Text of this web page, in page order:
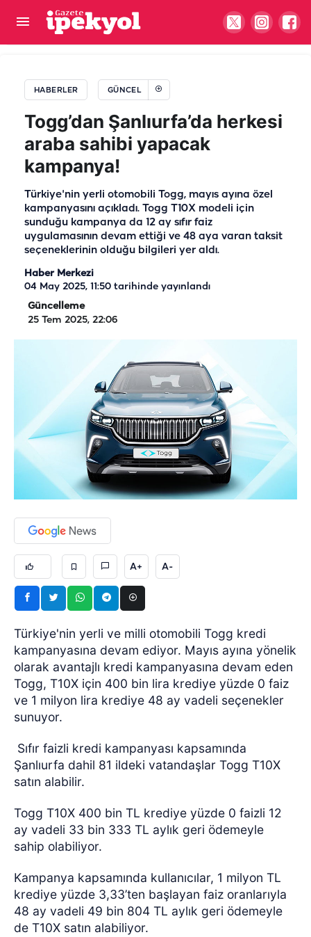
HABERLER GÜNCEL
Togg’dan Şanlıurfa’da herkesi
araba sahibi yapacak
kampanya!
Türkiye'nin yerli otomobili Togg, mayıs ayına özel
kampanyasını açıkladı. Togg T10X modeli için
sunduğu kampanya da 12 ay sıfır faiz
uygulamasının devam ettiği ve 48 aya varan taksit
seçeneklerinin olduğu bilgileri yer aldı.
Haber Merkezi
04 May 2025, 11:50 tarihinde yayınlandı
Güncelleme
25 Tem 2025, 22:06
A+ A-
Türkiye'nin yerli ve milli otomobili Togg kredi
kampanyasına devam ediyor. Mayıs ayına yönelik
olarak avantajlı kredi kampanyasına devam eden
Togg, T10X için 400 bin lira krediye yüzde 0 faiz
ve 1 milyon lira krediye 48 ay vadeli seçenekler
sunuyor.
Sıfır faizli kredi kampanyası kapsamında
Şanlıurfa dahil 81 ildeki vatandaşlar Togg T10X
satın alabilir.
Togg T10X 400 bin TL krediye yüzde 0 faizli 12
ay vadeli 33 bin 333 TL aylık geri ödemeyle
sahip olabiliyor.
Kampanya kapsamında kullanıcılar, 1 milyon TL
krediye yüzde 3,33’ten başlayan faiz oranlarıyla
48 ay vadeli 49 bin 804 TL aylık geri ödemeyle
de T10X satın alabiliyor.
Vatandaş istedi Siverek Belediyesi yaptı